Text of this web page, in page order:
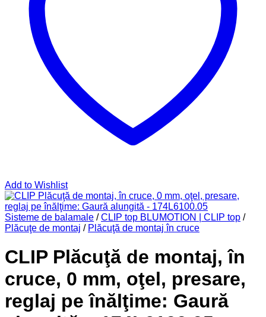
Add to Wishlist
Sisteme de balamale / CLIP top BLUMOTION | CLIP top /
Plăcuţe de montaj / Plăcuţă de montaj în cruce
CLIP Plăcuţă de montaj, în
cruce, 0 mm, oţel, presare,
reglaj pe înălţime: Gaură